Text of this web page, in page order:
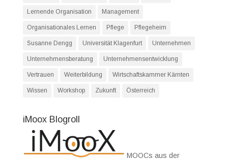
Lernende Organisation Management
Organisationales Lernen Pflege Pflegeheim
Susanne Dengg Universität Klagenfurt Unternehmen
Unternehmensberatung Unternehmensentwicklung
Vertrauen Weiterbildung Wirtschaftskammer Kärnten
Wissen Workshop Zukunft Österreich
iMoox Blogroll
MOOCs aus der